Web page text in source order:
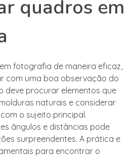
quadros em
fotografia de maneira eficaz,
com uma boa observação do
deve procurar elementos que
naturais e considerar
o sujeito principal.
ângulos e distâncias pode
surpreendentes. A prática e
para encontrar o